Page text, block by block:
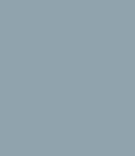
betroffen?